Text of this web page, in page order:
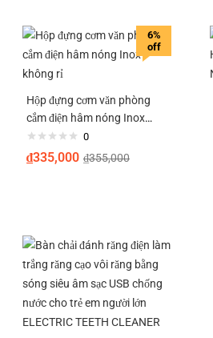
6%
off
Hộp đựng cơm văn phòng
cắm điện hâm nóng Inox
không rỉ
0
₫335,000 ₫355,000